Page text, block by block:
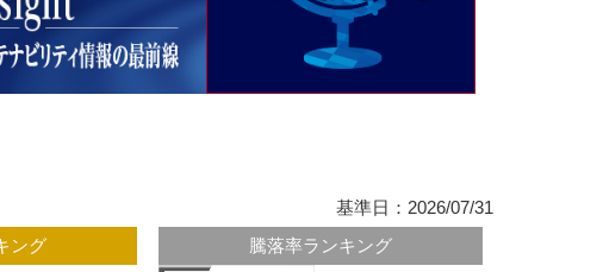
基準日：2026/07/31
ング 騰落率ランキング